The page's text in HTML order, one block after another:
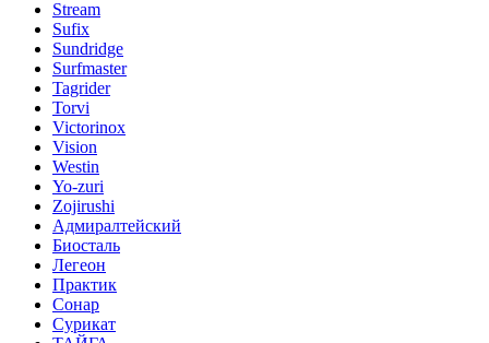
Stream
Sufix
Sundridge
Surfmaster
Tagrider
Torvi
Victorinox
Vision
Westin
Yo-zuri
Zojirushi
Адмиралтейский
Биосталь
Легеон
Практик
Сонар
Сурикат